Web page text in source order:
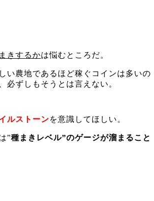
きするかは悩むところだ。
い農地であるほど稼ぐコインは多いの
必ずしもそうとは言えない。
ルストーンを意識してほしい。
”種まきレベル”のゲージが溜まること